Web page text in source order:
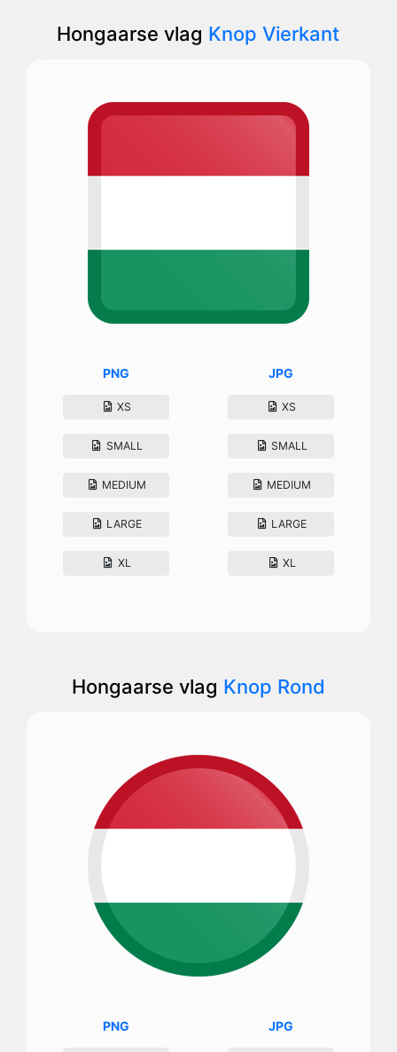
Hongaarse vlag Knop Vierkant
PNG
XS
SMALL
MEDIUM
LARGE
XL
JPG
XS
SMALL
MEDIUM
LARGE
XL
Hongaarse vlag Knop Rond
PNG JPG